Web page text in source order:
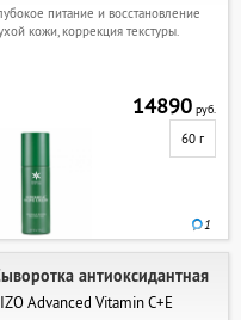
питание и восстановление
кожи, коррекция текстуры.
14890руб.
60 г
1
антиоксидантная
Advanced Vitamin C+E